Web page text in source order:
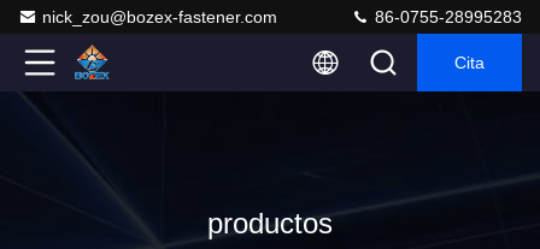
nick_zou@bozex-fastener.com 86-0755-28995283
Cita
productos